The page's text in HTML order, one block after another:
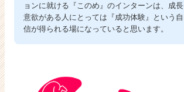
ョンに就ける『このめ』のインターンは、成長
意欲がある人にとっては『成功体験』という自
信が得られる場になっていると思います。